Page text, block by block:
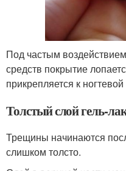
Под частым
средств покрытие
прикрепляется к
Толстый слой гель-
Трещины начинаются
слишком толсто.